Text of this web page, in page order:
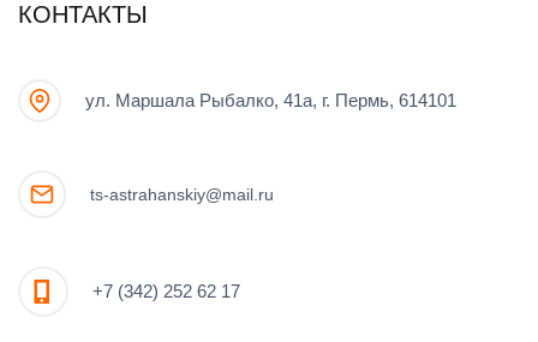
КОНТАКТЫ
ул. Маршала Рыбалко, 41а, г. Пермь, 614101
ts-astrahanskiy@mail.ru
+7 (342) 252 62 17